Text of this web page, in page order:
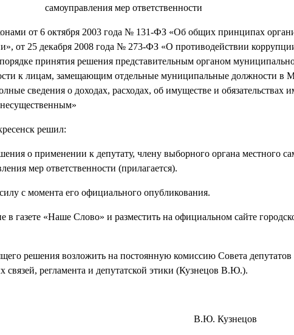
самоуправления мер ответственности
от 6 октября 2003 года № 131-ФЗ «Об общих принципах
от 25 декабря 2008 года № 273-ФЗ «О противодействии
принятия решения представительным органом
к лицам, замещающим отдельные муниципальные должности в
сведения о доходах, расходах, об имуществе и обязательствах
решил:
о применении к депутату, члену выборного органа местного
мер ответственности (прилагается).
с момента его официального опубликования.
«Наше Слово» и разместить на официальном сайте
решения возложить на постоянную комиссию Совета депутатов
связей, регламента и депутатской этики (Кузнецов В.Ю.).
Воскресенск В.Ю. Кузнецов